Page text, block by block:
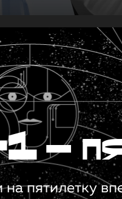
—
пятилетку